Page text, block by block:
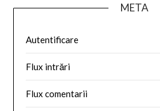
META
Autentificare
Flux intrări
Flux comentarii